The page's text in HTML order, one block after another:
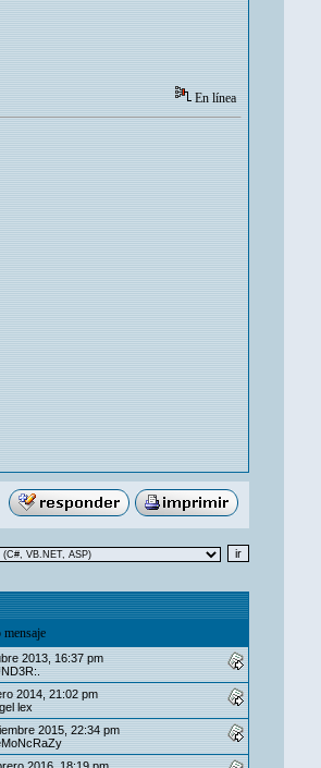
En línea
2013, 16:37 pm
2014, 21:02 pm
lex
2015, 22:34 pm